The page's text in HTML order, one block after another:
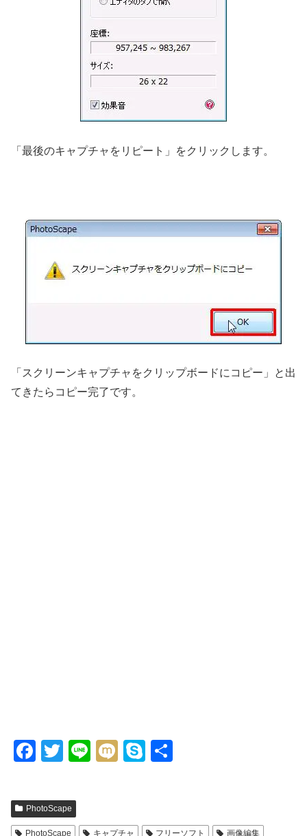
「最後のキャプチャをリピート」をクリックします。
「スクリーンキャプチャをクリップボードにコピー」と出
てきたらコピー完了です。
F
c
e
T
tt
er
Li
M
S
PhotoScape
PhotoScape キャプチャ フリーソフト 画像編集